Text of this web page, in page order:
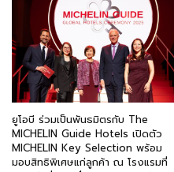
ยูโอบี ร่วมเป็นพันธมิตรกับ The
MICHELIN Guide Hotels เปิดตัว
MICHELIN Key Selection พร้อม
มอบสิทธิพิเศษแก่ลูกค้า ณ โรงแรมที่